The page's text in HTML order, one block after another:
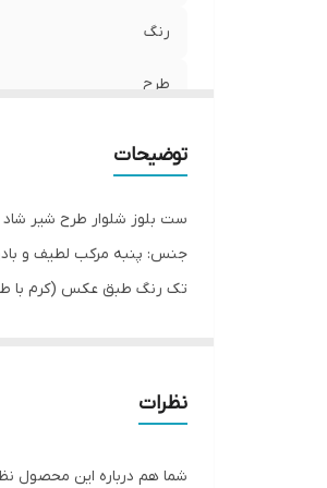
رنگ
طرح
توضیحات
ست بلوز شلوار طرح شیر
جنس: پنبه مرکب لطیف و
تک رنگ طبق عکس (کرم با
اندازه‌ های دقیق:
سایز۳۵:پهنا۲۹، آستین۲۶،قدبلوز۳۵،شلوار۴۶
نظرات
شما هم درباره این محصول